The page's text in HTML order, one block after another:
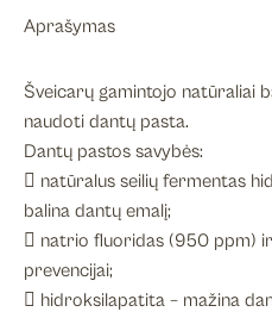
Aprašymas
Šveicarų gamintojo natūraliai
naudoti dantų pasta.
Dantų pastos savybės:
 natūralus seilių fermentas
balina dantų emalį;
 natrio fluoridas (950 ppm)
prevencijai;
 hidroksilapatita – mažina